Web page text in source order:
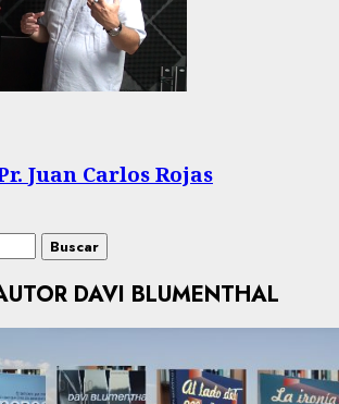
Juan Carlos Rojas
DAVI BLUMENTHAL